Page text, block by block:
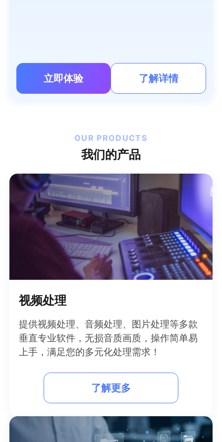
立即体验 了解详情
OUR PRODUCTS
我们的产品
视频处理
提供视频处理、音频处理、图片处理等多款
垂直专业软件，无损音质画质，操作简单易
上手，满足您的多元化处理需求！
了解更多